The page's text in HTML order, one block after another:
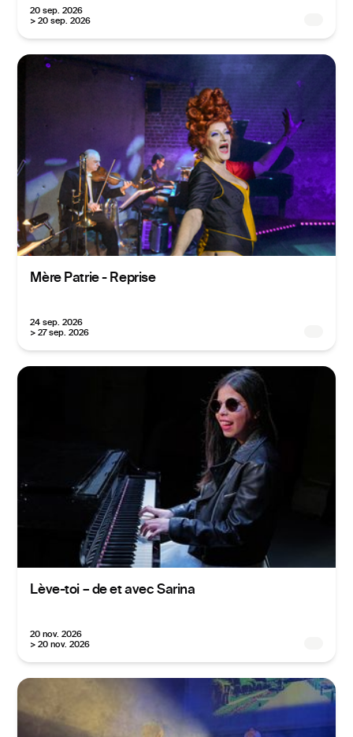
20 sep. 2026
> 20 sep. 2026
Mère Patrie - Reprise
24 sep. 2026
> 27 sep. 2026
Lève-toi – de et avec Sarina
20 nov. 2026
> 20 nov. 2026